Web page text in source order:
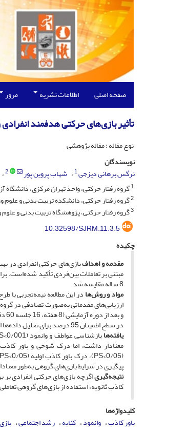
صفحه اصلی اطلاعات نشریه مرور
تأثیر بازی‌های حرکتی هدفمند انفرادی
نوع مقاله : مقاله پژوهشی
نویسندگان
نرگس برهانی دیزجی1 شهاب پروین پور 2
1گروه رفتار حرکتی، واحد تهران مرکزی، دانشگاه
2گروه رفتار حرکتی، دانشکده تربیت ‌بدنی و علوم
3گروه رفتار حرکتی، پژوهشگاه تربیت ‌بدنی و علوم
10.32598/SJRM.11.3.5
چکیده
مقدمه و اهدافبازی‌های حرکتی انفرادی در
مبتنی بر تعاملات بین‌فردی تأکید شده‌است.
8 ساله مقایسه شد.
مواد و روش‌ها
در سطح اطمینان 95 درصد برای تحلیل داده‌ها استفاده شد.
یافته‌ها
پیگیری در شرایط بازی‌های گروهی به‌طور
نتیجه‌گیریاگرچه بازی‌های حرکتی انفرادی
کاذب ثانویه، استفاده از بازی‌های گروهی تعاملی‌مشارکتی برای
کلیدواژه‌ها
باور کاذب وانمود کنایه رشد اجتماعی